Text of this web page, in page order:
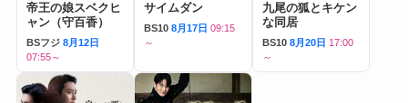
帝王の娘スベクヒ
ャン（守百香）
BSフジ 8月12日
07:55～
サイムダン
BS10 8月17日 09:15
～
九尾の狐とキケン
な同居
BS10 8月20日 17:00
～